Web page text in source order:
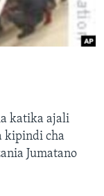
katika ajali
kipindi cha
Jumatano